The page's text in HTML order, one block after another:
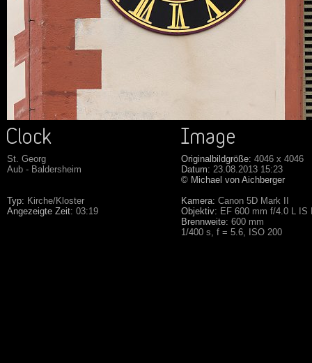
St. Georg
Aub - Baldersheim
Typ: Kirche/Kloster
Angezeigte Zeit: 03:19
Originalbildgröße: 4046 x 4046
Datum: 23.08.2013 15:23
© Michael von Aichberger
Kamera: Canon 5D Mark II
Objektiv: EF 600 mm f/4.0 L IS
Brennweite: 600 mm
1/400 s, f = 5.6, ISO 200